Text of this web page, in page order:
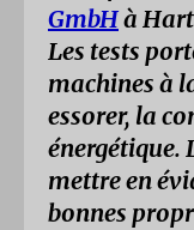
GmbHà
Les tests
machines à
essorer, la
énergétique.
mettre en
bonnes